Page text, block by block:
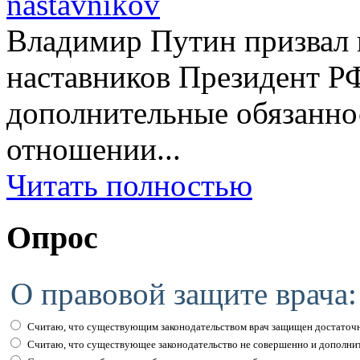
Владимир Путин призвал
наставников Президент
дополнительные
отношении...
Читать полностью
Опрос
О правовой защите врача:
Считаю, что существующим законодательством врач защищен
Считаю, что существующее законодательство не совершенно и